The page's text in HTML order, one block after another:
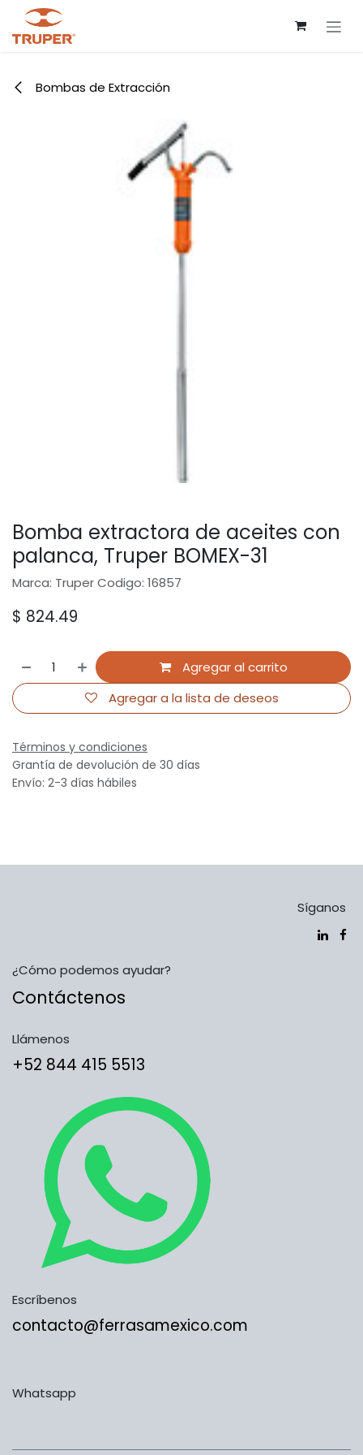
Ir al contenido
Bombas de Extracción
Bomba extractora de aceites con
palanca, Truper BOMEX-31
Marca: Truper Codigo: 16857
$ 824.49
Agregar al carrito
Agregar a la lista de deseos
Términos y condiciones
Grantía de devolución de 30 días
Envío: 2-3 días hábiles
Síganos
¿Cómo podemos ayudar?
Contáctenos
Llámenos
​​​​​​​​​​​​+5​2​ ​8​4​4​ ​4​1​5​ 5​5​1​3​​​​​​​​​​​​​​
Escríbenos
contacto@ferrasamexico.com
Whatsapp